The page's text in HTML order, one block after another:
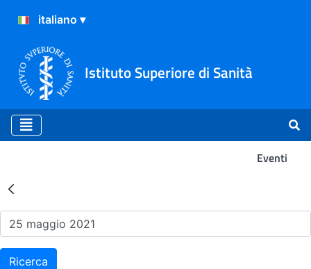
Istituto Superiore di Sanità
Eventi
Risultati della Ricerca -
Ricerca